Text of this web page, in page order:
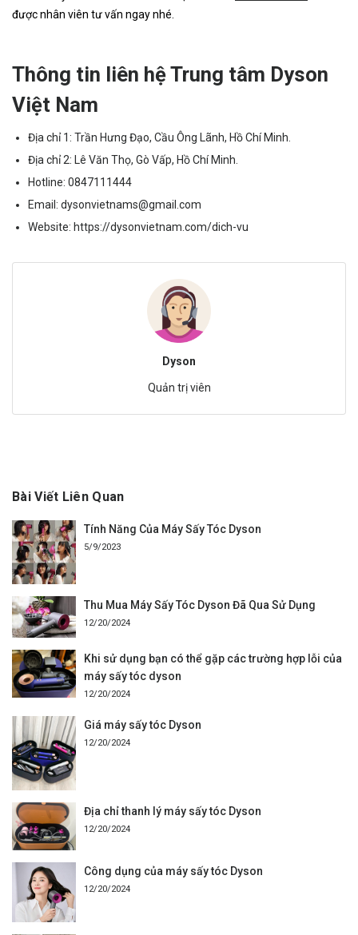
được nhân viên tư vấn ngay nhé.
Thông tin liên hệ Trung tâm Dyson
Việt Nam
Địa chỉ 1: Trần Hưng Đạo, Cầu Ông Lãnh, Hồ Chí Minh.
Địa chỉ 2: Lê Văn Thọ, Gò Vấp, Hồ Chí Minh.
Hotline: 0847111444
Email: dysonvietnams@gmail.com
Website: https://dysonvietnam.com/dich-vu
Dyson
Quản trị viên
Bài Viết Liên Quan
Tính Năng Của Máy Sấy Tóc Dyson
5/9/2023
Thu Mua Máy Sấy Tóc Dyson Đã Qua Sử Dụng
12/20/2024
Khi sử dụng bạn có thể gặp các trường hợp lỗi của
máy sấy tóc dyson
12/20/2024
Giá máy sấy tóc Dyson
12/20/2024
Địa chỉ thanh lý máy sấy tóc Dyson
12/20/2024
Công dụng của máy sấy tóc Dyson
12/20/2024